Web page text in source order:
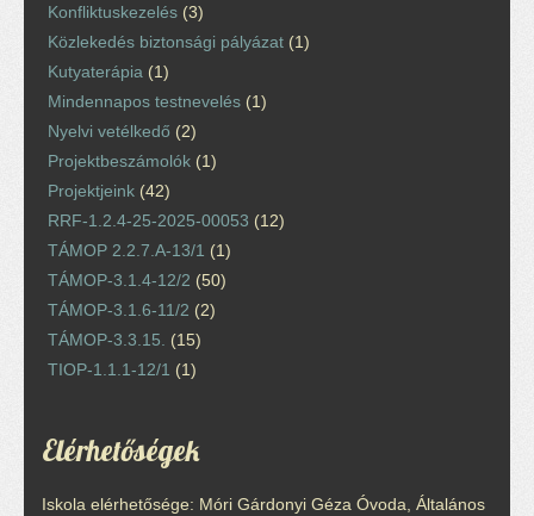
Konfliktuskezelés (3)
Közlekedés biztonsági pályázat (1)
Kutyaterápia (1)
Mindennapos testnevelés (1)
Nyelvi vetélkedő (2)
Projektbeszámolók (1)
Projektjeink (42)
RRF-1.2.4-25-2025-00053 (12)
TÁMOP 2.2.7.A-13/1 (1)
TÁMOP-3.1.4-12/2 (50)
TÁMOP-3.1.6-11/2 (2)
TÁMOP-3.3.15.
(15)
TIOP-1.1.1-12/1 (1)
Elérhetőségek
Iskola elérhetősége: Móri Gárdonyi Géza Óvoda, Általános